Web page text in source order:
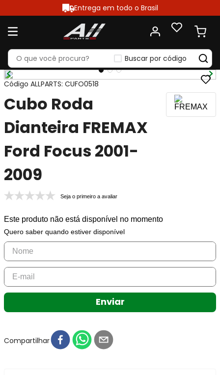
Entrega em todo o Brasil
Buscar por código
Código ALLPARTS: CUFO0518
Cubo Roda
Dianteira FREMAX
Ford Focus 2001-
2009
Seja o primeiro a avaliar
Este produto não está disponível no momento
Quero saber quando estiver disponível
Enviar
Compartilhar